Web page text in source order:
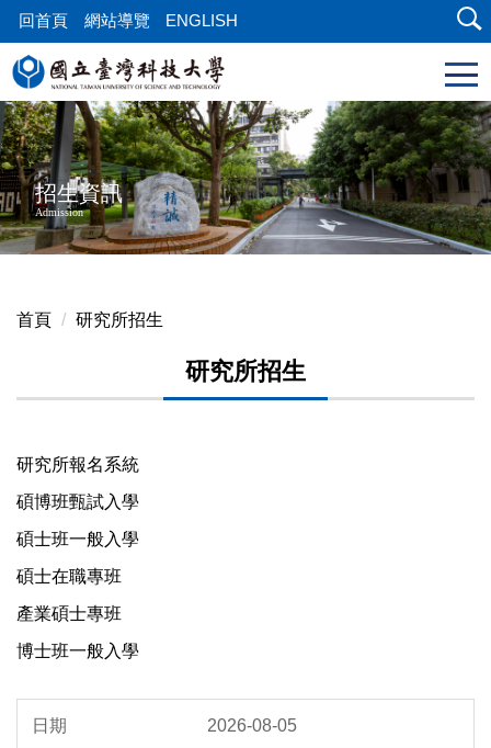
跳
到
主
內
容
區
塊
回首頁 網站導覽 ENGLISH
招生資訊
Admission
首頁 研究所招生
研究所招生
研究所報名系統
碩博班甄試入學
碩士班一般入學
碩士在職專班
產業碩士專班
博士班一般入學
2026-08-05